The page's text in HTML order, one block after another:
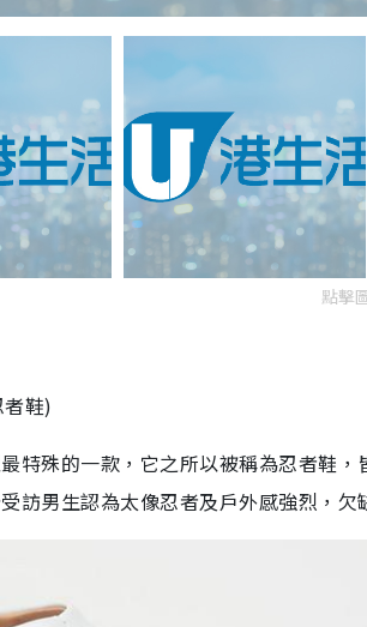
點擊
鞋)
特殊的一款，它之所以被稱為忍者鞋
訪男生認為太像忍者及戶外感強烈，欠